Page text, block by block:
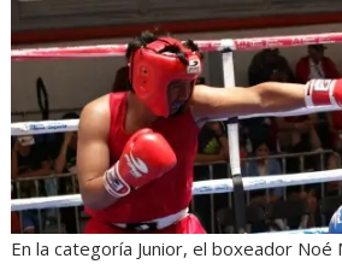
En la categoría Junior, el boxeador